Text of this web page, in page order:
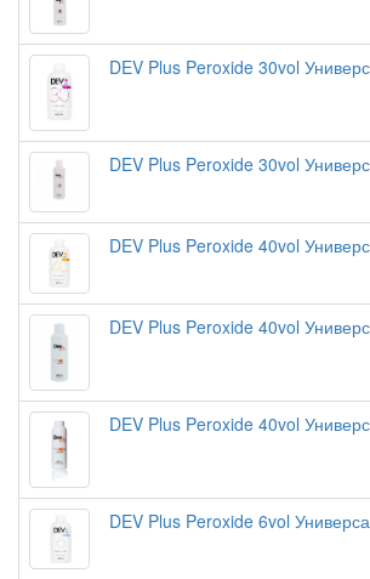
DEV Plus Peroxide 30vol
DEV Plus Peroxide 30vol
DEV Plus Peroxide 40vol
DEV Plus Peroxide 40vol
DEV Plus Peroxide 40vol
DEV Plus Peroxide 6vol